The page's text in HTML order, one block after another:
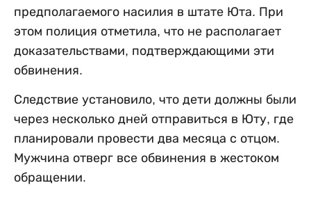
предполагаемого насилия в штате Юта. При
этом полиция отметила, что не располагает
доказательствами, подтверждающими эти
обвинения.
Следствие установило, что дети должны были
через несколько дней отправиться в Юту, где
планировали провести два месяца с отцом.
Мужчина отверг все обвинения в жестоком
обращении.